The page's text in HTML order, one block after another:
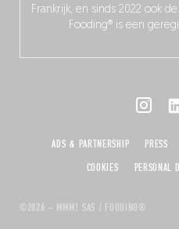
Frankrijk, en sinds 2022 ook
Fooding® is een
©2026 – MMM! SAS / FOODING®
ADS & PARTNERSHIP PRESS
COOKIES
PERSONAL